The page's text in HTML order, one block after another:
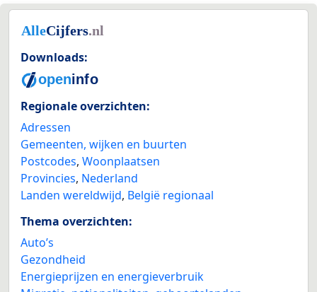
Downloads:
Regionale overzichten:
Adressen
Gemeenten, wijken en buurten
Postcodes, Woonplaatsen
Provincies, Nederland
Landen wereldwijd, België regionaal
Thema overzichten:
Auto’s
Gezondheid
Energieprijzen en energieverbruik